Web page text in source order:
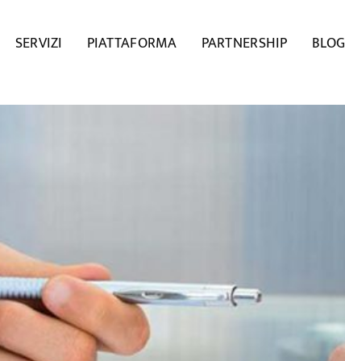
SERVIZI PIATTAFORMA PARTNERSHIP BLOG